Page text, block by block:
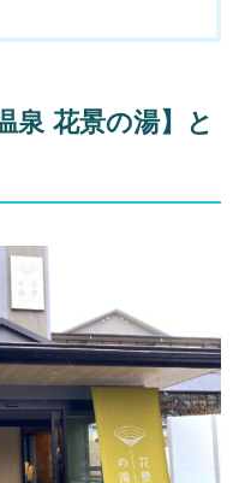
泉 花景の湯】と